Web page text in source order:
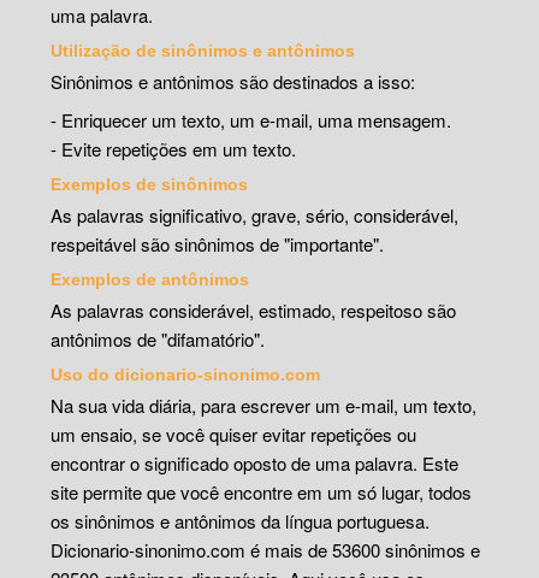
uma palavra.
Utilização de sinônimos e antônimos
Sinônimos e antônimos são destinados a isso:
- Enriquecer um texto, um e-mail, uma mensagem.
- Evite repetições em um texto.
Exemplos de sinônimos
As palavras significativo, grave, sério, considerável,
respeitável são sinônimos de "importante".
Exemplos de antônimos
As palavras considerável, estimado, respeitoso são
antônimos de "difamatório".
Uso do dicionario-sinonimo.com
Na sua vida diária, para escrever um e-mail, um texto,
um ensaio, se você quiser evitar repetições ou
encontrar o significado oposto de uma palavra. Este
site permite que você encontre em um só lugar, todos
os sinônimos e antônimos da língua portuguesa.
Dicionario-sinonimo.com é mais de 53600 sinônimos e